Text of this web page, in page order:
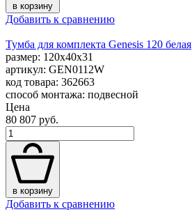
в корзину
Добавить к сравнению
Тумба для комплекта Genesis 120 белая
размер: 120x40x31
артикул: GEN0112W
код товара: 362663
способ монтажа: подвесной
Цена
80 807 руб.
в корзину
Добавить к сравнению